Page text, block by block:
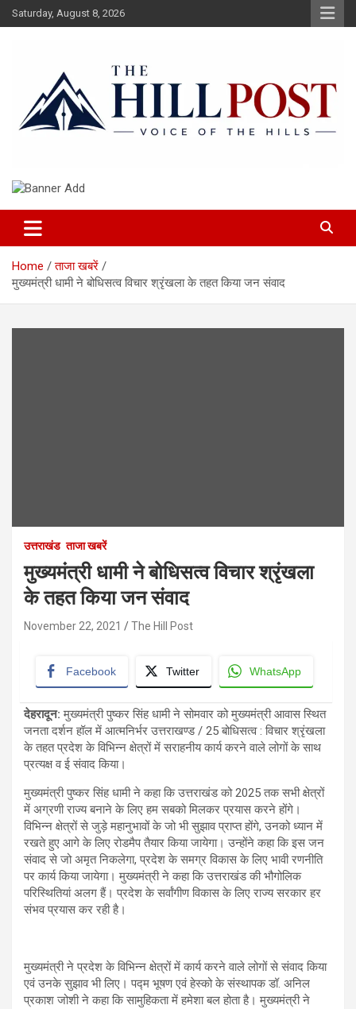
Skip
to
Saturday, August 8, 2026
The Hillpost
Home
ताजा खबरें
मुख्यमंत्री धामी ने बोधिसत्व विचार श्रृंखला के तहत किया जन संवाद
उत्तराखंड ताजा खबरें
मुख्यमंत्री धामी ने बोधिसत्व विचार श्रृंखला
के तहत किया जन संवाद
November 22, 2021 The Hill Post
Facebook Twitter WhatsApp
देहरादून:मुख्यमंत्री पुष्कर सिंह धामी ने सोमवार को मुख्यमंत्री आवास स्थित
जनता दर्शन हॉल में आत्मनिर्भर उत्तराखण्ड / 25 बोधिसत्व : विचार श्रृंखला
के तहत प्रदेश के विभिन्न क्षेत्रों में सराहनीय कार्य करने वाले लोगों के साथ
प्रत्यक्ष व ई संवाद किया।
मुख्यमंत्री पुष्कर सिंह धामी ने कहा कि उत्तराखंड को 2025 तक सभी क्षेत्रों
में अग्रणी राज्य बनाने के लिए हम सबको मिलकर प्रयास करने होंगे।
विभिन्न क्षेत्रों से जुड़े महानुभावों के जो भी सुझाव प्राप्त होंगे, उनको ध्यान में
रखते हुए आगे के लिए रोडमैप तैयार किया जायेगा। उन्होंने कहा कि इस जन
संवाद से जो अमृत निकलेगा, प्रदेश के समग्र विकास के लिए भावी रणनीति
पर कार्य किया जायेगा। मुख्यमंत्री ने कहा कि उत्तराखंड की भौगोलिक
परिस्थितियां अलग हैं। प्रदेश के सर्वांगीण विकास के लिए राज्य सरकार हर
संभव प्रयास कर रही है।
मुख्यमंत्री ने प्रदेश के विभिन्न क्षेत्रों में कार्य करने वाले लोगों से संवाद किया
एवं उनके सुझाव भी लिए। पद्म भूषण एवं हेस्को के संस्थापक डॉ. अनिल
प्रकाश जोशी ने कहा कि सामुहिकता में हमेशा बल होता है। मुख्यमंत्री ने